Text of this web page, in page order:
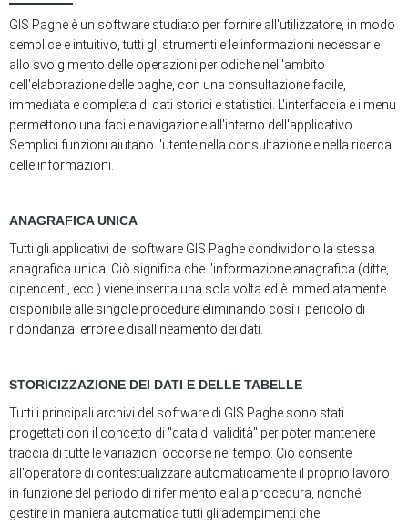
GIS Paghe è un software studiato per fornire all'utilizzatore, in modo
semplice e intuitivo, tutti gli strumenti e le informazioni necessarie
allo svolgimento delle operazioni periodiche nell'ambito
dell'elaborazione delle paghe, con una consultazione facile,
immediata e completa di dati storici e statistici. L'interfaccia e i menu
permettono una facile navigazione all'interno dell'applicativo.
Semplici funzioni aiutano l'utente nella consultazione e nella ricerca
delle informazioni.
ANAGRAFICA UNICA
Tutti gli applicativi del software GIS Paghe condividono la stessa
anagrafica unica. Ciò significa che l'informazione anagrafica (ditte,
dipendenti, ecc.) viene inserita una sola volta ed è immediatamente
disponibile alle singole procedure eliminando così il pericolo di
ridondanza, errore e disallineamento dei dati.
STORICIZZAZIONE DEI DATI E DELLE TABELLE
Tutti i principali archivi del software di GIS Paghe sono stati
progettati con il concetto di "data di validità" per poter mantenere
traccia di tutte le variazioni occorse nel tempo. Ciò consente
all'operatore di contestualizzare automaticamente il proprio lavoro
in funzione del periodo di riferimento e alla procedura, nonché
gestire in maniera automatica tutti gli adempimenti che